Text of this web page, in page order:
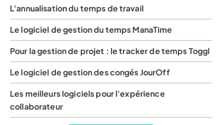
L'annualisation du temps de travail
Le logiciel de gestion du temps ManaTime
Pour la gestion de projet : le tracker de temps Toggl
Le logiciel de gestion des congés JourOff
Les meilleurs logiciels pour l'expérience
collaborateur